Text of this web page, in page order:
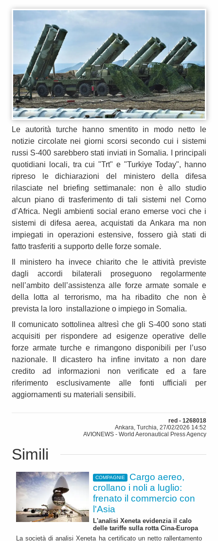
Le autorità turche hanno smentito in modo netto le
notizie circolate nei giorni scorsi secondo cui i sistemi
russi S-400 sarebbero stati inviati in Somalia. I principali
quotidiani locali, tra cui "Trt" e "Turkiye Today", hanno
ripreso le dichiarazioni del ministero della difesa
rilasciate nel briefing settimanale: non è allo studio
alcun piano di trasferimento di tali sistemi nel Corno
d’Africa. Negli ambienti social erano emerse voci che i
sistemi di difesa aerea, acquistati da Ankara ma non
impiegati in operazioni estensive, fossero già stati di
fatto trasferiti a supporto delle forze somale.
Il ministero ha invece chiarito che le attività previste
dagli accordi bilaterali proseguono regolarmente
nell’ambito dell’assistenza alle forze armate somale e
della lotta al terrorismo, ma ha ribadito che non è
prevista la loro installazione o impiego in Somalia.
Il comunicato sottolinea altresì che gli S-400 sono stati
acquisiti per rispondere ad esigenze operative delle
forze armate turche e rimangono disponibili per l’uso
nazionale. Il dicastero ha infine invitato a non dare
credito ad informazioni non verificate ed a fare
riferimento esclusivamente alle fonti ufficiali per
aggiornamenti su materiali sensibili.
red - 1268018
Ankara, Turchia, 27/02/2026 14:52
AVIONEWS - World Aeronautical Press Agency
Simili
COMPAGNIE
Cargo aereo,
crollano i noli a luglio:
frenato il commercio con
l'Asia
L'analisi Xeneta evidenzia il calo
delle tariffe sulla rotta Cina-Europa
La società di analisi Xeneta ha certificato un netto rallentamento